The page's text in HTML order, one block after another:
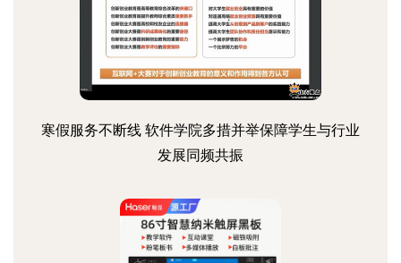
寒假服务不断线 软件学院多措并举保障学生与行业
发展同频共振